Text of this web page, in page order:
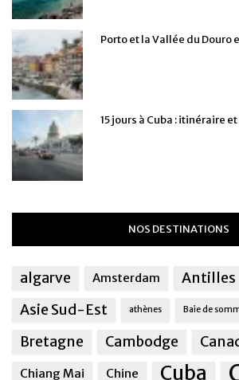
Porto et la Vallée du Douro
15 jours à Cuba : itinéraire
NOS DESTINATIONS
algarve Amsterdam Antilles
Asie Sud-Est
athènes Baie de
Bretagne Cambodge
Chiang Mai Chine Cuba